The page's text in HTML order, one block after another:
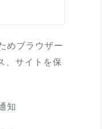
めブラウザー
、サイトを保
知